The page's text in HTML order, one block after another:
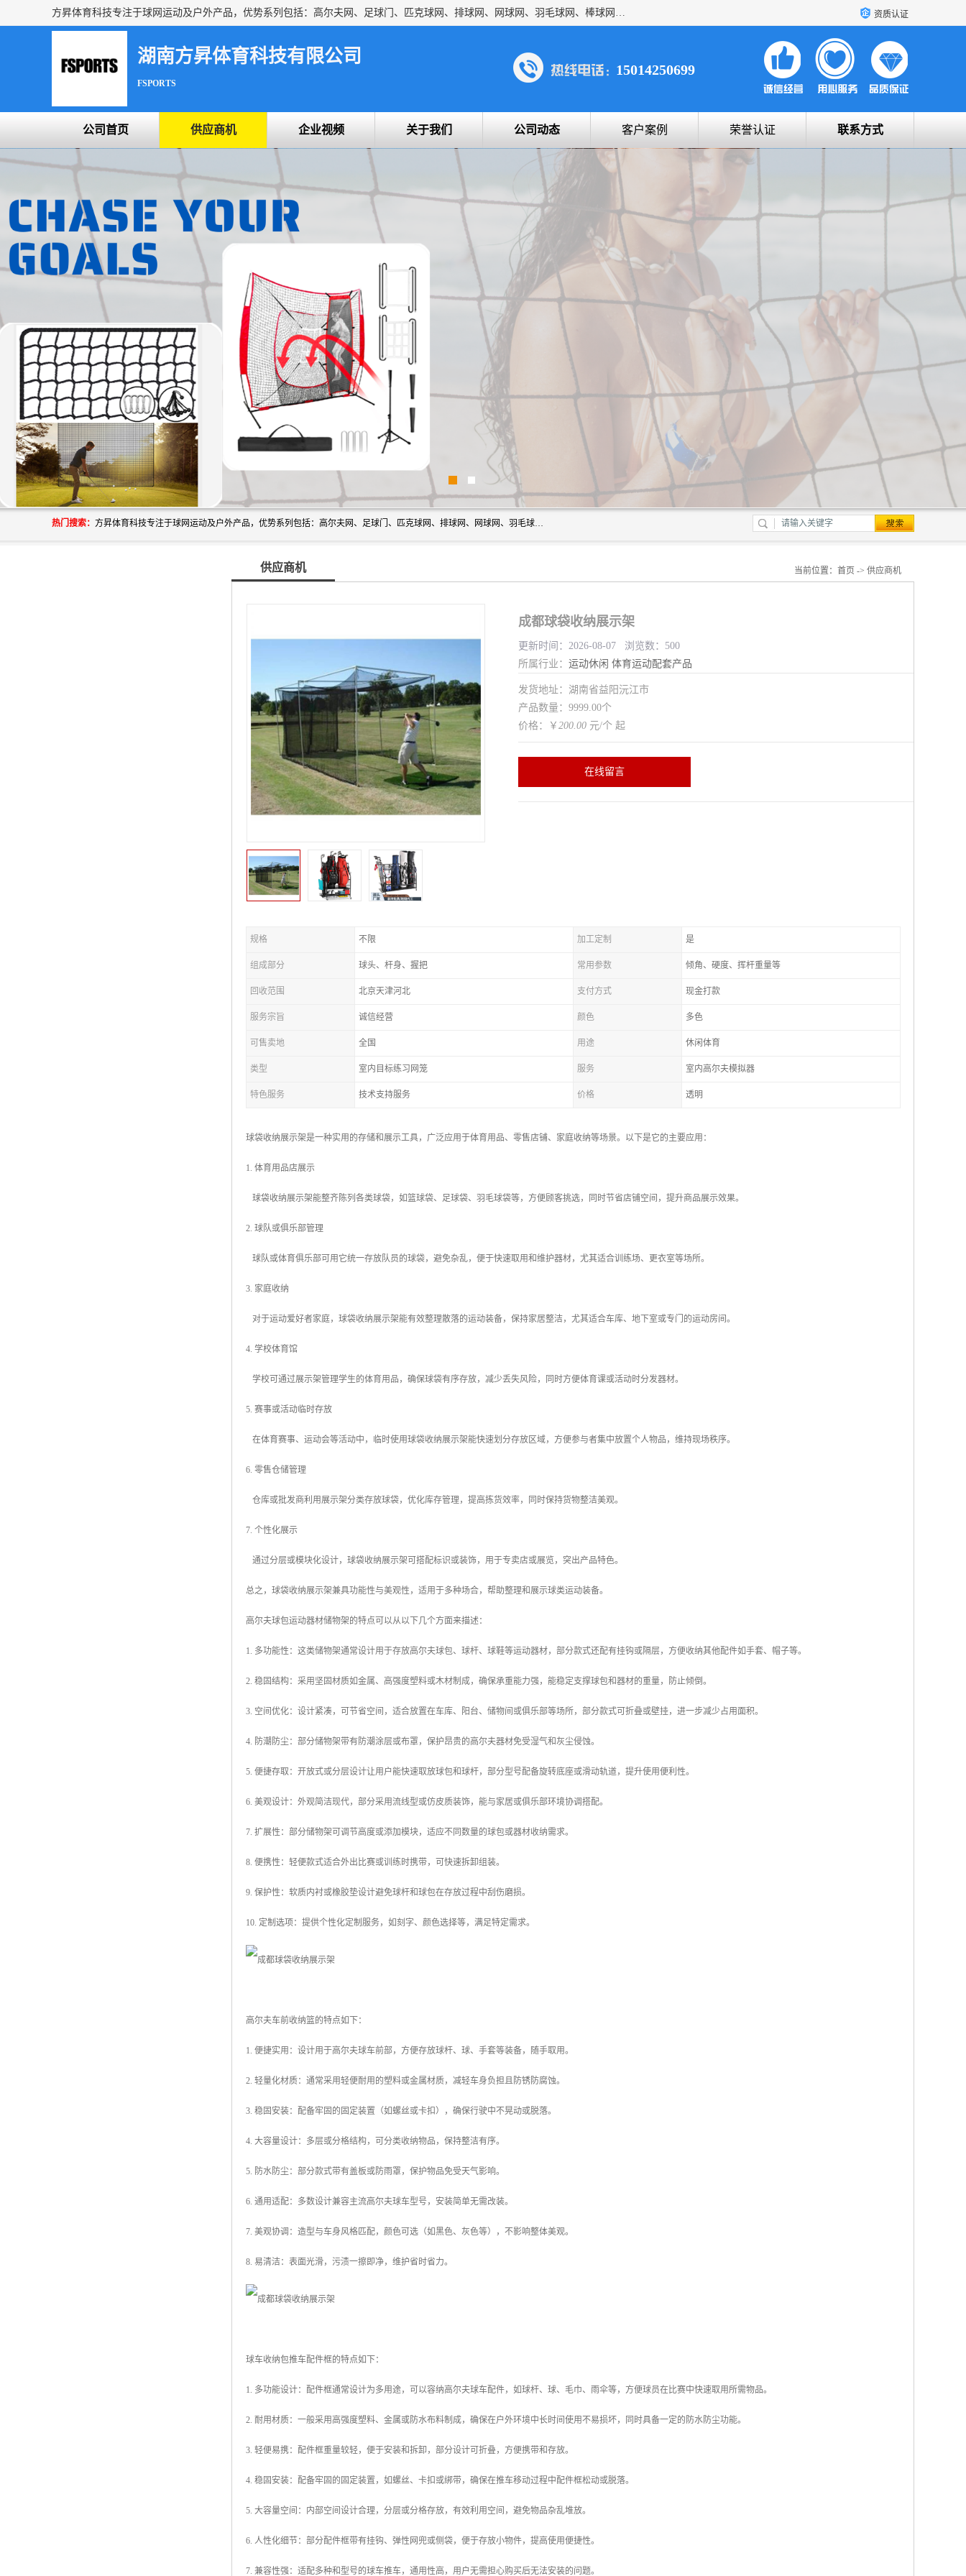
方昇体育科技专注于球网运动及户外产品，优势系列包括：高尔夫网、足球门、匹克球网、排球网、网球网、羽毛球网、棒球网、橄榄球网、乒乓球网、反弹网、冰球门、草地曲棍球门。 资质认证
湖南方昇体育科技有限公司
FSPORTS
15014250699
公司首页 供应商机 企业视频 关于我们 公司动态 客户案例 荣誉认证 联系方式
热门搜索： 方昇体育科技专注于球网运动及户外产品，优势系列包括：高尔夫网、足球门、匹克球网、排球网、网球网、羽毛球网、棒球网、橄榄球网、乒乓球网、反弹网、冰球门、草地曲棍球门。
供应商机 当前位置： 首页 -> 供应商机
成都球袋收纳展示架
更新时间：2026-08-07 浏览数：500
所属行业： 运动休闲 体育运动配套产品
发货地址：湖南省益阳沅江市
产品数量：9999.00个
价格：￥ 200.00 元/个 起
在线留言
规格 不限 加工定制 是
组成部分 球头、杆身、握把 常用参数 倾角、硬度、挥杆重量等
回收范围 北京天津河北 支付方式 现金打款
服务宗旨 诚信经营 颜色 多色
可售卖地 全国 用途 休闲体育
类型 室内目标练习网笼 服务 室内高尔夫模拟器
特色服务 技术支持服务 价格 透明
球袋收纳展示架是一种实用的存储和展示工具，广泛应用于体育用品、零售店铺、家庭收纳等场景。以下是它的主要应用：
1. 体育用品店展示
球袋收纳展示架能整齐陈列各类球袋，如篮球袋、足球袋、羽毛球袋等，方便顾客挑选，同时节省店铺空间，提升商品展示效果。
2. 球队或俱乐部管理
球队或体育俱乐部可用它统一存放队员的球袋，避免杂乱，便于快速取用和维护器材，尤其适合训练场、更衣室等场所。
3. 家庭收纳
对于运动爱好者家庭，球袋收纳展示架能有效整理散落的运动装备，保持家居整洁，尤其适合车库、地下室或专门的运动房间。
4. 学校体育馆
学校可通过展示架管理学生的体育用品，确保球袋有序存放，减少丢失风险，同时方便体育课或活动时分发器材。
5. 赛事或活动临时存放
在体育赛事、运动会等活动中，临时使用球袋收纳展示架能快速划分存放区域，方便参与者集中放置个人物品，维持现场秩序。
6. 零售仓储管理
仓库或批发商利用展示架分类存放球袋，优化库存管理，提高拣货效率，同时保持货物整洁美观。
7. 个性化展示
通过分层或模块化设计，球袋收纳展示架可搭配标识或装饰，用于专卖店或展览，突出产品特色。
总之，球袋收纳展示架兼具功能性与美观性，适用于多种场合，帮助整理和展示球类运动装备。
高尔夫球包运动器材储物架的特点可以从以下几个方面来描述：
1. 多功能性：这类储物架通常设计用于存放高尔夫球包、球杆、球鞋等运动器材，部分款式还配有挂钩或隔层，方便收纳其他配件如手套、帽子等。
2. 稳固结构：采用坚固材质如金属、高强度塑料或木材制成，确保承重能力强，能稳定支撑球包和器材的重量，防止倾倒。
3. 空间优化：设计紧凑，可节省空间，适合放置在车库、阳台、储物间或俱乐部等场所，部分款式可折叠或壁挂，进一步减少占用面积。
4. 防潮防尘：部分储物架带有防潮涂层或布罩，保护昂贵的高尔夫器材免受湿气和灰尘侵蚀。
5. 便捷存取：开放式或分层设计让用户能快速取放球包和球杆，部分型号配备旋转底座或滑动轨道，提升使用便利性。
6. 美观设计：外观简洁现代，部分采用流线型或仿皮质装饰，能与家居或俱乐部环境协调搭配。
7. 扩展性：部分储物架可调节高度或添加模块，适应不同数量的球包或器材收纳需求。
8. 便携性：轻便款式适合外出比赛或训练时携带，可快速拆卸组装。
9. 保护性：软质内衬或橡胶垫设计避免球杆和球包在存放过程中刮伤磨损。
10. 定制选项：提供个性化定制服务，如刻字、颜色选择等，满足特定需求。
高尔夫车前收纳篮的特点如下：
1. 便捷实用：设计用于高尔夫球车前部，方便存放球杆、球、手套等装备，随手取用。
2. 轻量化材质：通常采用轻便耐用的塑料或金属材质，减轻车身负担且防锈防腐蚀。
3. 稳固安装：配备牢固的固定装置（如螺丝或卡扣），确保行驶中不晃动或脱落。
4. 大容量设计：多层或分格结构，可分类收纳物品，保持整洁有序。
5. 防水防尘：部分款式带有盖板或防雨罩，保护物品免受天气影响。
6. 通用适配：多数设计兼容主流高尔夫球车型号，安装简单无需改装。
7. 美观协调：造型与车身风格匹配，颜色可选（如黑色、灰色等），不影响整体美观。
8. 易清洁：表面光滑，污渍一擦即净，维护省时省力。
球车收纳包推车配件框的特点如下：
1. 多功能设计：配件框通常设计为多用途，可以容纳高尔夫球车配件，如球杆、球、毛巾、雨伞等，方便球员在比赛中快速取用所需物品。
2. 耐用材质：一般采用高强度塑料、金属或防水布料制成，确保在户外环境中长时间使用不易损坏，同时具备一定的防水防尘功能。
3. 轻便易携：配件框重量较轻，便于安装和拆卸，部分设计可折叠，方便携带和存放。
4. 稳固安装：配备牢固的固定装置，如螺丝、卡扣或绑带，确保在推车移动过程中配件框松动或脱落。
5. 大容量空间：内部空间设计合理，分层或分格存放，有效利用空间，避免物品杂乱堆放。
6. 人性化细节：部分配件框带有挂钩、弹性网兜或侧袋，便于存放小物件，提高使用便捷性。
7. 兼容性强：适配多种和型号的球车推车，通用性高，用户无需担心购买后无法安装的问题。